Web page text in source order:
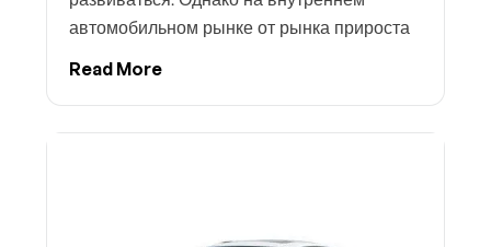
автомобильном рынке от рынка прироста
Read More